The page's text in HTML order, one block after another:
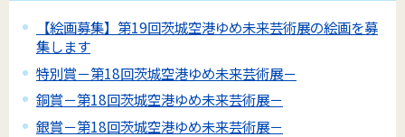
【絵画募集】第19回茨城空港ゆめ未来芸術展の絵画を募
集します
特別賞－第18回茨城空港ゆめ未来芸術展－
銅賞－第18回茨城空港ゆめ未来芸術展－
銀賞－第18回茨城空港ゆめ未来芸術展－